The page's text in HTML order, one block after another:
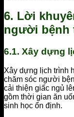
6. Lời
người bệnh
6.1. Xây dựng
Xây dựng lịch trình
chăm sóc người
cải thiện giấc ngủ
gồm thời gian ăn
sinh học ổn định.